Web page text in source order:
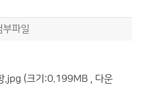
부파일
.jpg (크기:0.199MB , 다운